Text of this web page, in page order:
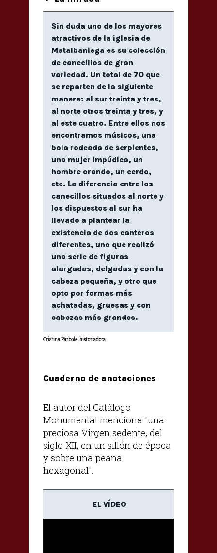
Sin duda uno de los mayores
atractivos de la iglesia de
Matalbaniega es su colección
de canecillos de gran
variedad. Un total de 70 que
se reparten de la siguiente
manera: al sur treinta y tres,
al norte otros treinta y tres, y
al este cuatro. Entre ellos nos
encontramos músicos, una
bola rodeada de serpientes,
una mujer impúdica, un
hombre orando, un cerdo,
etc. La diferencia entre los
canecillos situados al norte y
los dispuestos al sur ha
llevado a plantear la
existencia de dos canteros
diferentes, uno que realizó
una serie de figuras
alargadas, delgadas y con la
cabeza pequeña, y otro que
opto por formas más
achatadas, gruesas y con
cabezas más grandes.
Cristina Párbole, historiadora
Cuaderno de anotaciones
El autor del Catálogo
Monumental menciona "una
preciosa Virgen sedente, del
siglo XII, en un sillón de época
y sobre una peana
hexagonal".
EL VÍDEO